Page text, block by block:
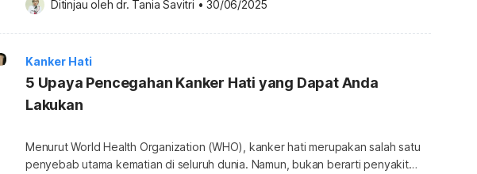
menjalani pengobatan yang tepat, Anda bisa meredakan penyakit mematikan
ini. Akan tetapi, apakah kanker hati bisa sembuh total dan berapa lama
Ditinjau oleh dr. Tania Savitri • 30/06/2025
Kanker Hati
5 Upaya Pencegahan Kanker Hati yang Dapat Anda
Lakukan
Menurut World Health Organization (WHO), kanker hati merupakan salah satu
penyebab utama kematian di seluruh dunia. Namun, bukan berarti penyakit